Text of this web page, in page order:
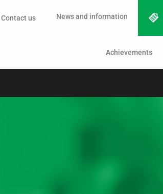
Contact us News and information
Achievements